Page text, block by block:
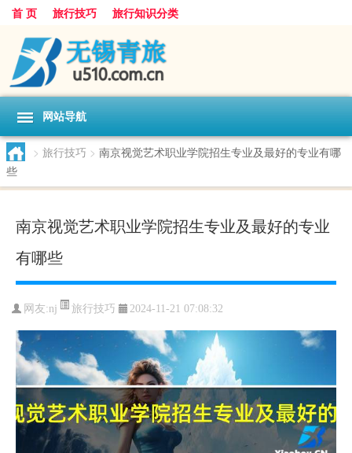
首 页 旅行技巧 旅行知识分类
网站导航
> 旅行技巧 > 南京视觉艺术职业学院招生专业及最好的专业有哪
些
南京视觉艺术职业学院招生专业及最好的专业
有哪些
网友:nj 旅行技巧 2024-11-21 07:08:32